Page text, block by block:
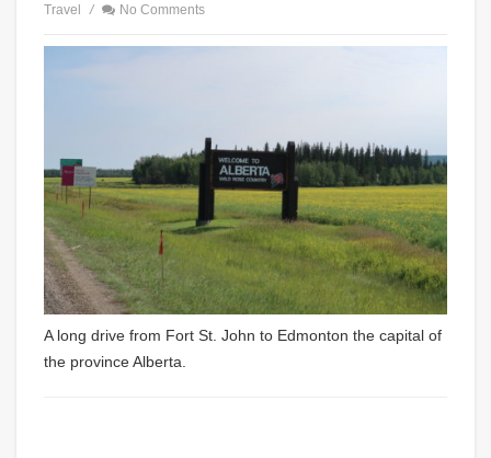
Travel
/ No Comments
A long drive from Fort St. John to Edmonton the capital of
the province Alberta.